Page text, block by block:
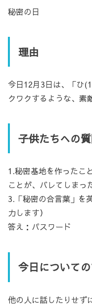
秘密の日
理由
今日12月3日は、「ひ
クワクするような、素
子供たちへの
1.秘密基地を作ったこ
ことが、バレてしまっ
3.「秘密の合言葉」を
力します）
答え：パスワード
今日について
他の人に話したりせず